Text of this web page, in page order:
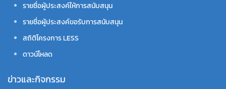
รายชื่อผู้ประสงค์ให้การสนับสนุน
รายชื่อผู้ประสงค์ขอรับการสนับสนุน
สถิติโครงการ LESS
ดาวน์โหลด
ข่าวและกิจกรรม